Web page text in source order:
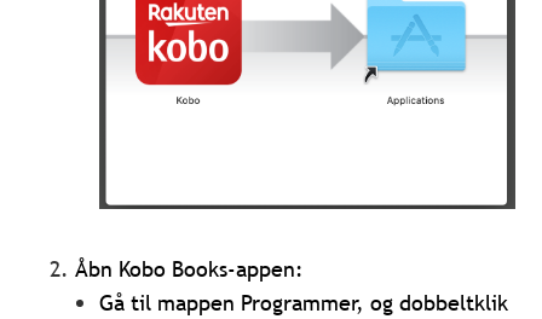
Åbn Kobo Books-appen:
Gå til mappen Programmer, og dobbeltklik